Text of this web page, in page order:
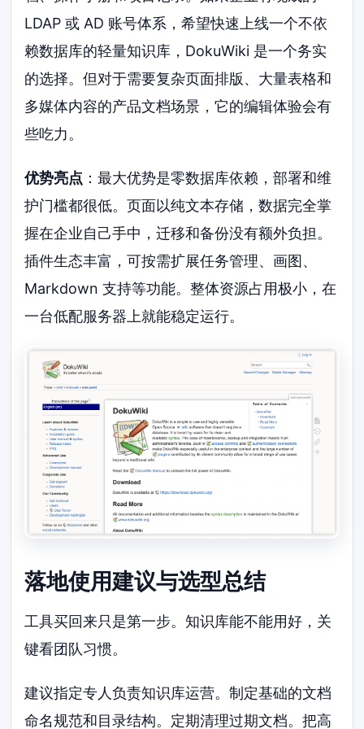
LDAP 或 AD 账号体系，希望快速上线一个不依
赖数据库的轻量知识库，DokuWiki 是一个务实
的选择。但对于需要复杂页面排版、大量表格和
多媒体内容的产品文档场景，它的编辑体验会有
些吃力。
优势亮点 ：最大优势是零数据库依赖，部署和维
护门槛都很低。页面以纯文本存储，数据完全掌
握在企业自己手中，迁移和备份没有额外负担。
插件生态丰富，可按需扩展任务管理、画图、
Markdown 支持等功能。整体资源占用极小，在
一台低配服务器上就能稳定运行。
落地使用建议与选型总结
工具买回来只是第一步。知识库能不能用好，关
键看团队习惯。
建议指定专人负责知识库运营。制定基础的文档
命名规范和目录结构。定期清理过期文档。把高